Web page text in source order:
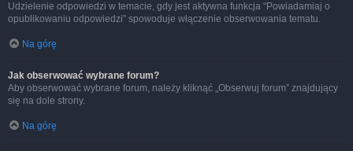
Udzielenie odpowiedzi w temacie, gdy jest aktywna funkcja “Powiadamiaj o
opublikowaniu odpowiedzi” spowoduje włączenie obserwowania tematu.
Na górę
Jak obserwować wybrane forum?
Aby obserwować wybrane forum, należy kliknąć „Obserwuj forum” znajdujący
się na dole strony.
Na górę